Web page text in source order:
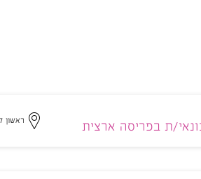
ת בפריסה ארצית ראשון